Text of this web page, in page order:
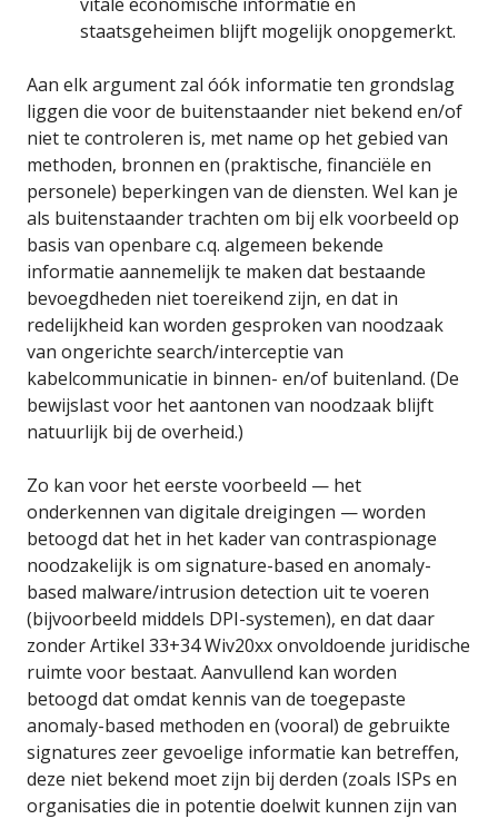
staatsgeheimen blijft mogelijk onopgemerkt.
Aan elk argument zal óók informatie ten grondslag
liggen die voor de buitenstaander niet bekend en/of
niet te controleren is, met name op het gebied van
methoden, bronnen en (praktische, financiële en
personele) beperkingen van de diensten. Wel kan je
als buitenstaander trachten om bij elk voorbeeld op
basis van openbare c.q. algemeen bekende
informatie aannemelijk te maken dat bestaande
bevoegdheden niet toereikend zijn, en dat in
redelijkheid kan worden gesproken van noodzaak
van ongerichte search/interceptie van
kabelcommunicatie in binnen- en/of buitenland. (De
bewijslast voor het aantonen van noodzaak blijft
natuurlijk bij de overheid.)
Zo kan voor het eerste voorbeeld — het
onderkennen van digitale dreigingen — worden
betoogd dat het in het kader van contraspionage
noodzakelijk is om signature-based en anomaly-
based malware/intrusion detection uit te voeren
(bijvoorbeeld middels DPI-systemen), en dat daar
zonder Artikel 33+34 Wiv20xx onvoldoende juridische
ruimte voor bestaat. Aanvullend kan worden
betoogd dat omdat kennis van de toegepaste
anomaly-based methoden en (vooral) de gebruikte
signatures zeer gevoelige informatie kan betreffen,
deze niet bekend moet zijn bij derden (zoals ISPs en
organisaties die in potentie doelwit kunnen zijn van